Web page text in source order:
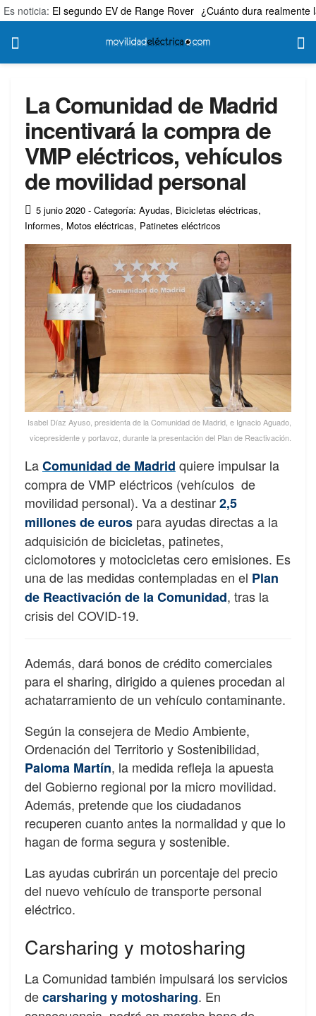
Es noticia: El segundo EV de Range Rover ¿Cuánto dura realmente
La Comunidad de Madrid
incentivará la compra de
VMP eléctricos, vehículos
de movilidad personal
5 junio 2020 - Categoría: Ayudas, Bicicletas eléctricas,
Informes, Motos eléctricas, Patinetes eléctricos
Isabel Díaz Ayuso, presidenta de la Comunidad de Madrid, e Ignacio Aguado,
vicepresidente y portavoz, durante la presentación del Plan de Reactivación.
LaComunidad de Madrid quiere impulsar la
compra de VMP eléctricos (vehículos de
movilidad personal). Va a destinar2,5
millones de euros para ayudas directas a la
adquisición de bicicletas, patinetes,
ciclomotores y motocicletas cero emisiones. Es
una de las medidas contempladas en el Plan
de Reactivación de la Comunidad, tras la
crisis del COVID-19.
Además, dará bonos de crédito comerciales
para el sharing, dirigido a quienes procedan al
achatarramiento de un vehículo contaminante.
Según la consejera de Medio Ambiente,
Ordenación del Territorio y Sostenibilidad,
Paloma Martín, la medida refleja la apuesta
del Gobierno regional por la micro movilidad.
Además, pretende que los ciudadanos
recuperen cuanto antes la normalidad y que lo
hagan de forma segura y sostenible.
Las ayudas cubrirán un porcentaje del precio
del nuevo vehículo de transporte personal
eléctrico.
Carsharing y motosharing
La Comunidad también impulsará los servicios
decarsharing y motosharing. En